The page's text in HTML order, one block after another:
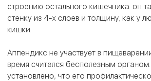
строению остального кишечника: он
стенку из 4-х слоев и толщину, как у
кишки.
Аппендикс не участвует в
время считался бесполезным
установлено, что его